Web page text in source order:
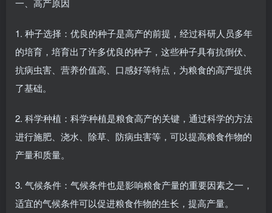
一、高产原因
1. 种子选择：优良的种子是高产的前提，经过科研人员多年
的培育，培育出了许多优良的种子，这些种子具有抗倒伏、
抗病虫害、营养价值高、口感好等特点，为粮食的高产提供
了基础。
2. 科学种植：科学种植是粮食高产的关键，通过科学的方法
进行施肥、浇水、除草、防病虫害等，可以提高粮食作物的
产量和质量。
3. 气候条件：气候条件也是影响粮食产量的重要因素之一，
适宜的气候条件可以促进粮食作物的生长，提高产量。